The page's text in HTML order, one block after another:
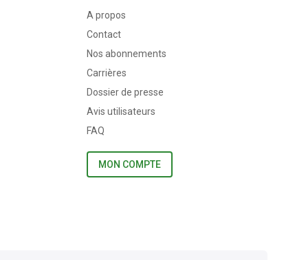
A propos
Contact
Nos abonnements
Carrières
Dossier de presse
Avis utilisateurs
FAQ
MON COMPTE